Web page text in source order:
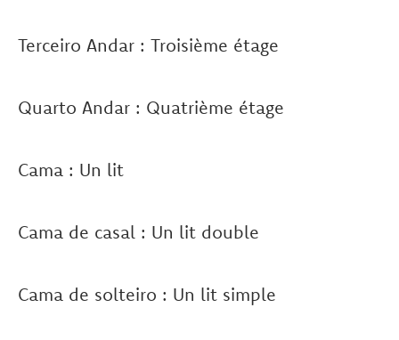
Terceiro Andar : Troisième étage
Quarto Andar : Quatrième étage
Cama : Un lit
Cama de casal : Un lit double
Cama de solteiro : Un lit simple